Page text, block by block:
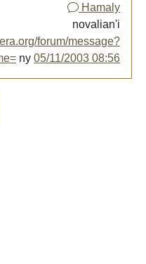
Hamaly
novalian'i
forum/message?
ny 05/11/2003 08:56